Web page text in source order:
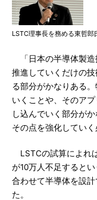
LSTC理事長を務める東哲郎
「日本の半導体製造
推進していくだけの
る部分がかなりある
いくことや、そのア
し込んでいく部分が
その点を強化していく
LSTCの試算によれ
が10万人不足すると
合わせて半導体を設
た。